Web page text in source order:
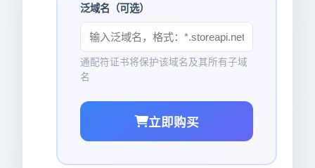
泛域名（可选）
通配符证书将保护该域名及其所有子域
名
立即购买